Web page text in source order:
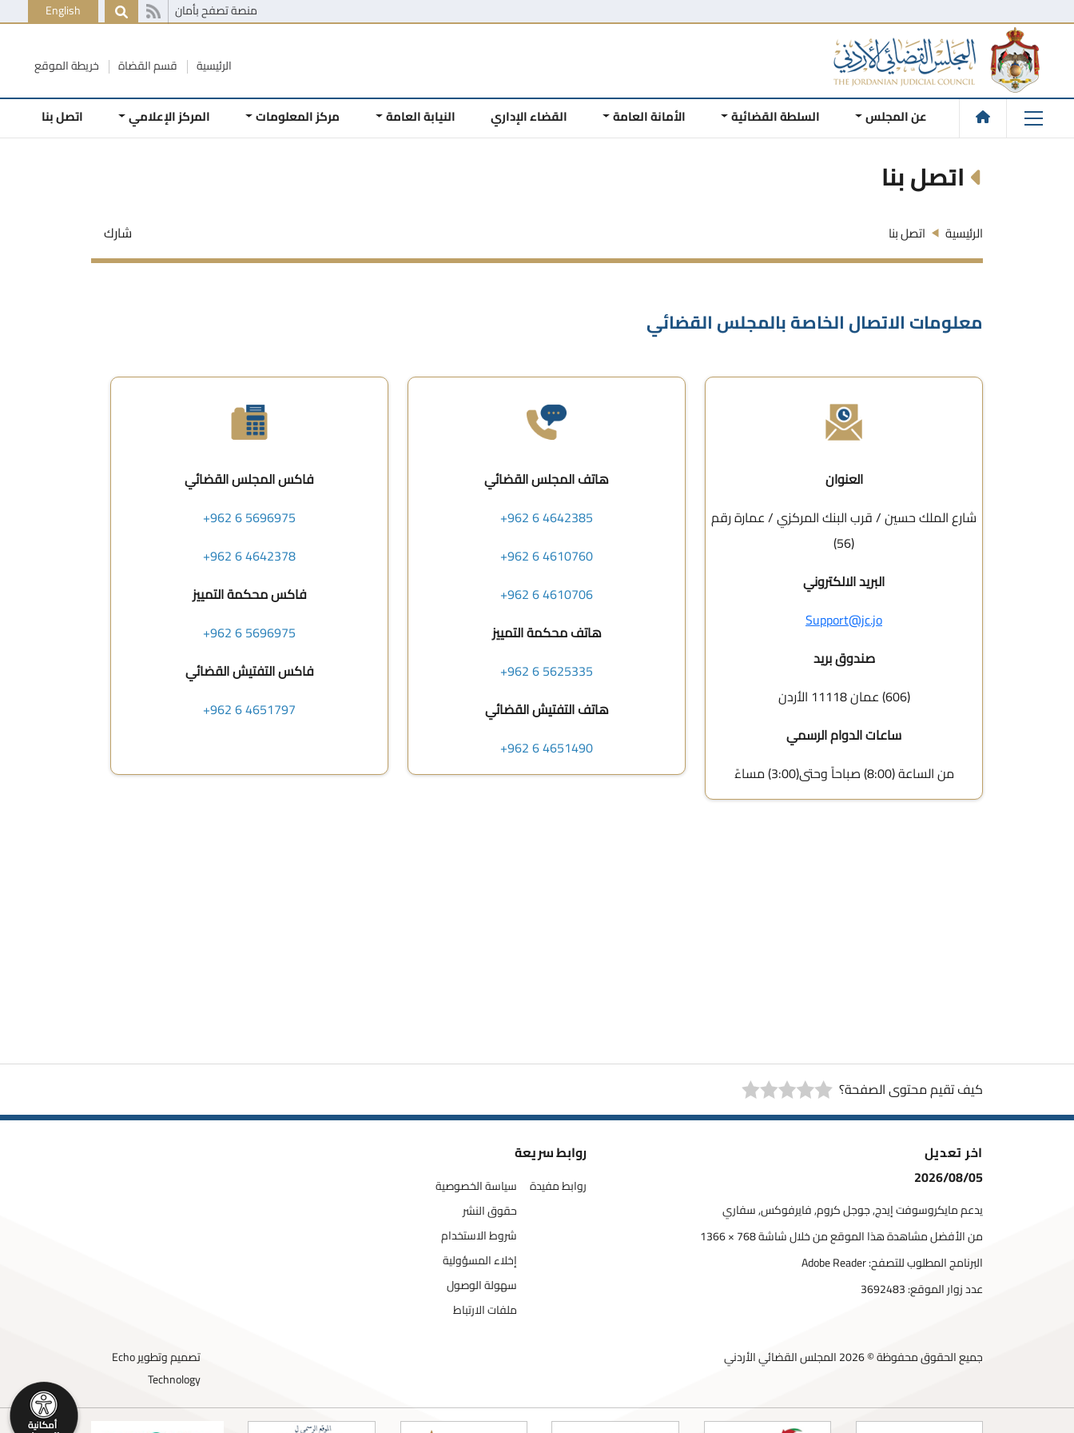
منصة تصفح بأمان English
الرئيسية قسم القضاة خريطة الموقع
عن المجلس السلطة القضائية الأمانة العامة القضاء الإداري النيابة العامة مركز المعلومات المركز الإعلامي اتصل بنا
اتصل بنا
الرئيسية اتصل بنا شارك
معلومات الاتصال الخاصة بالمجلس القضائي
العنوان
شارع الملك حسين / قرب البنك المركزي / عمارة رقم
(56)
البريد الالكتروني
Support@jc.jo
صندوق بريد
(606) عمان 11118 الأردن
ساعات الدوام الرسمي
من الساعة (8:00) صباحاً وحتى(3:00) مساءً
هاتف المجلس القضائي
+962 6 4642385
+962 6 4610760
+962 6 4610706
هاتف محكمة التمييز
+962 6 5625335
هاتف التفتيش القضائي
+962 6 4651490
فاكس المجلس القضائي
+962 6 5696975
+962 6 4642378
فاكس محكمة التمييز
+962 6 5696975
فاكس التفتيش القضائي
+962 6 4651797
كيف تقيم محتوى الصفحة؟
اخر تعديل
2026/08/05
يدعم مايكروسوفت إيدج, جوجل كروم, فايرفوكس, سفاري
من الأفضل مشاهدة هذا الموقع من خلال شاشة 768 × 1366
البرنامج المطلوب للتصفح: Adobe Reader
عدد زوار الموقع:3692483
روابط سريعة
روابط مفيدة
سياسة الخصوصية
حقوق النشر
شروط الاستخدام
إخلاء المسؤولية
سهولة الوصول
ملفات الارتباط
جميع الحقوق محفوظة © 2026 المجلس القضائي الأردني تصميم وتطويرEcho
Technology